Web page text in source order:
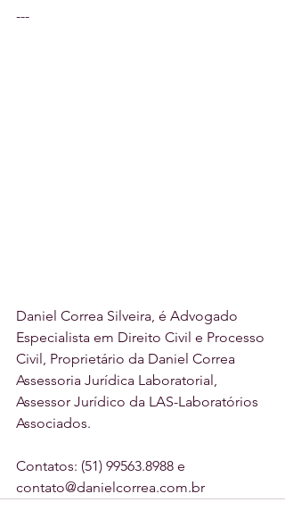
---
Daniel Correa Silveira, é Advogado
Especialista em Direito Civil e Processo
Civil, Proprietário da Daniel Correa
Assessoria Jurídica Laboratorial,
Assessor Jurídico da LAS-Laboratórios
Associados.
Contatos: (51) 99563.8988 e
contato@danielcorrea.com.br